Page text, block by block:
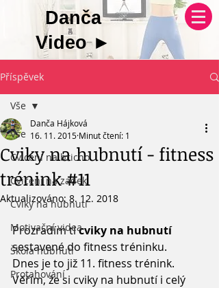
Danča
Video►
Příspěvek
Vše
Cviceni na bricho
Cvičení na zadek
Cviky na hubnutí
Motivační videa
Škola hubnutí
Protahování
Vše
Cviky na hubnutí - fitness
trénink #11
Danča Hájková
16. 11. 2015 Minut čtení: 1
Aktualizováno: 8. 12. 2018
Prozradím ti cviky na hubnutí
sestavené do fitness tréninku.
Dnes je to již 11. fitness trénink.
Věřím, že si cviky na hubnutí i celý